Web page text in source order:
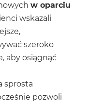
w oparciu
wskazali
szeroko
aby osiągnąć
sprosta
pozwoli